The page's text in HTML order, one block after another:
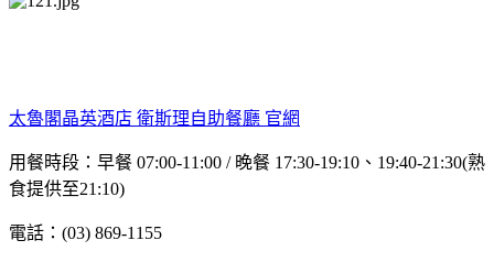
太魯閣晶英酒店 衛斯理自助餐廳 官網
用餐時段：早餐 07:00-11:00 / 晚餐 17:30-19:10、19:40-21:30(熟
食提供至21:10)
電話：(03) 869-1155